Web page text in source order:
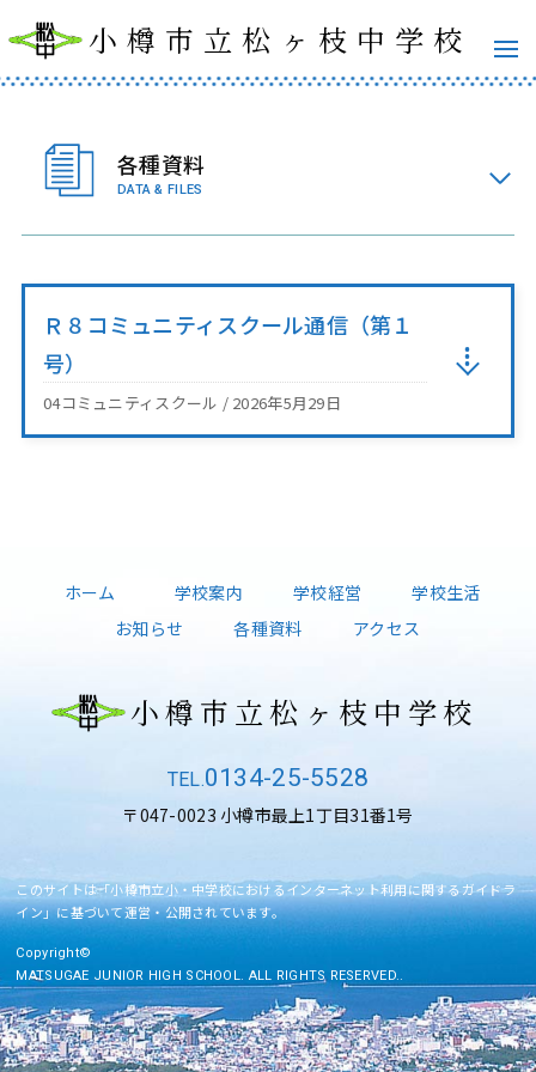
小樽市立松ヶ枝中学校
各種資料
DATA & FILES
Ｒ８コミュニティスクール通信（第１
号）
04コミュニティスクール / 2026年5月29日
ホーム 学校案内 学校経営
学校生活
お知らせ
各種資料 アクセス
小樽市立松ヶ枝中学校
0134-25-5528
〒047-0023 小樽市最上1丁目31番1号
このサイトは「小樽市立小・中学校におけるインターネット利用に関するガイドラ
イン」に基づいて運営・公開されています。
Copyright©
MATSUGAE JUNIOR HIGH SCHOOL. ALL RIGHTS RESERVED..